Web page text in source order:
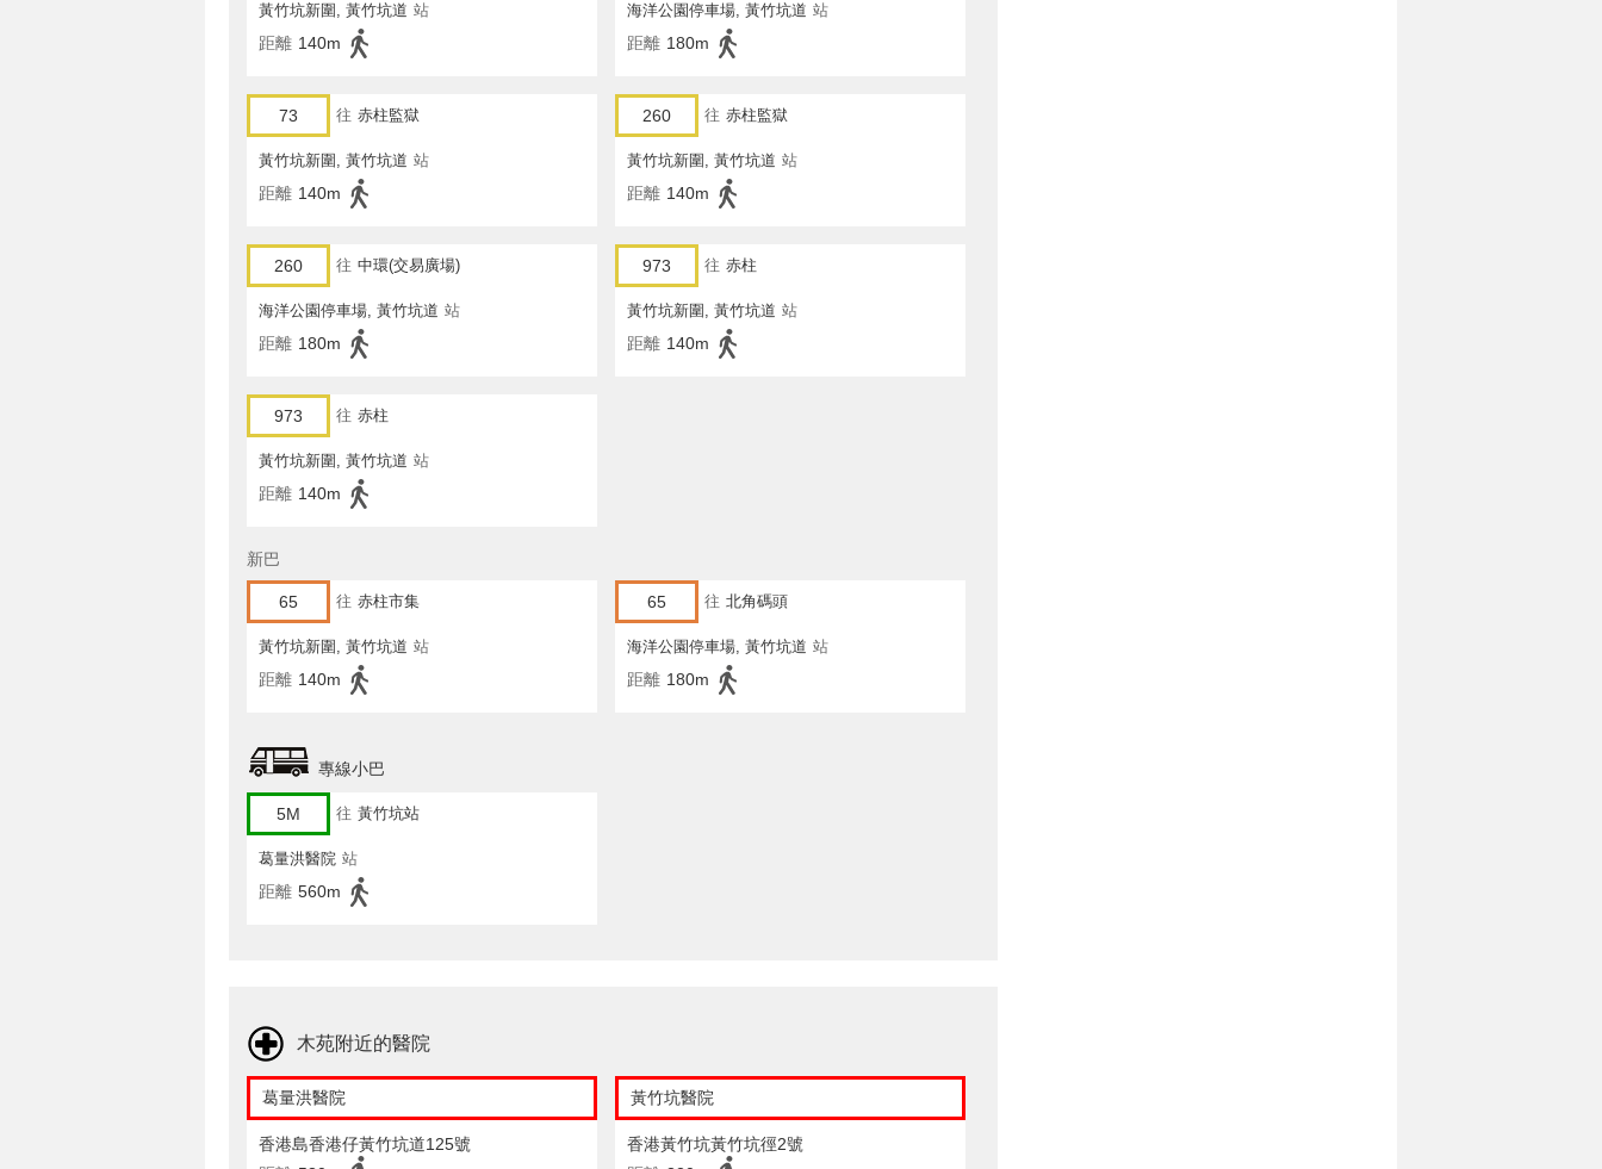
黃竹坑新圍, 黃竹坑道 站
距離 140m
海洋公園停車場, 黃竹坑道 站
距離 180m
73 往 赤柱監獄
黃竹坑新圍, 黃竹坑道 站
距離 140m
260 往 赤柱監獄
黃竹坑新圍, 黃竹坑道 站
距離 140m
260 往 中環(交易廣場)
海洋公園停車場, 黃竹坑道 站
距離 180m
973 往 赤柱
黃竹坑新圍, 黃竹坑道 站
距離 140m
973 往 赤柱
黃竹坑新圍, 黃竹坑道 站
距離 140m
新巴
65 往 赤柱市集
黃竹坑新圍, 黃竹坑道 站
距離 140m
65 往 北角碼頭
海洋公園停車場, 黃竹坑道 站
距離 180m
專線小巴
5M 往 黃竹坑站
葛量洪醫院 站
距離 560m
木苑附近的醫院
葛量洪醫院
香港島香港仔黃竹坑道125號
黃竹坑醫院
香港黃竹坑黃竹坑徑2號